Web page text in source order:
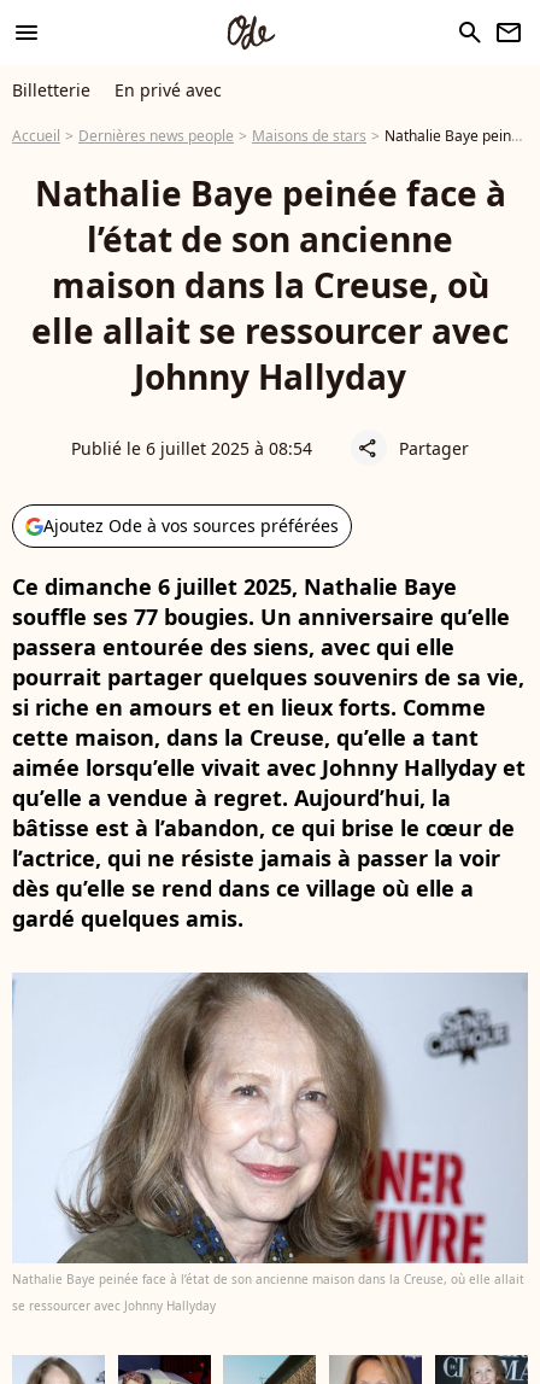
menu search newsletter
Billetterie En privé avec
Accueil Dernières news people Maisons de stars Nathalie Baye peinée face à l’état de son ancienne maison dans la Creuse, où elle allait se ressourcer avec Johnny Hallyday
Nathalie Baye peinée face à
l’état de son ancienne
maison dans la Creuse, où
elle allait se ressourcer avec
Johnny Hallyday
Publié le 6 juillet 2025 à 08:54 share Partager
Ajoutez Ode à vos sources préférées
Ce dimanche 6 juillet 2025, Nathalie Baye
souffle ses 77 bougies. Un anniversaire qu’elle
passera entourée des siens, avec qui elle
pourrait partager quelques souvenirs de sa vie,
si riche en amours et en lieux forts. Comme
cette maison, dans la Creuse, qu’elle a tant
aimée lorsqu’elle vivait avec Johnny Hallyday et
qu’elle a vendue à regret. Aujourd’hui, la
bâtisse est à l’abandon, ce qui brise le cœur de
l’actrice, qui ne résiste jamais à passer la voir
dès qu’elle se rend dans ce village où elle a
gardé quelques amis.
Nathalie Baye peinée face à l’état de son ancienne maison dans la Creuse, où elle allait
se ressourcer avec Johnny Hallyday